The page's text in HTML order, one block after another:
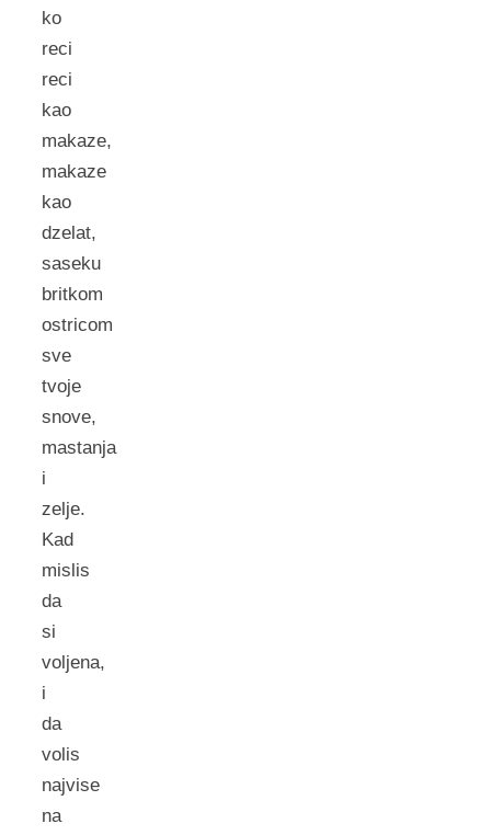
ko
reci
reci
kao
makaze,
makaze
kao
dzelat,
saseku
britkom
ostricom
sve
tvoje
snove,
mastanja
i
zelje.
Kad
mislis
da
si
voljena,
i
da
volis
najvise
na